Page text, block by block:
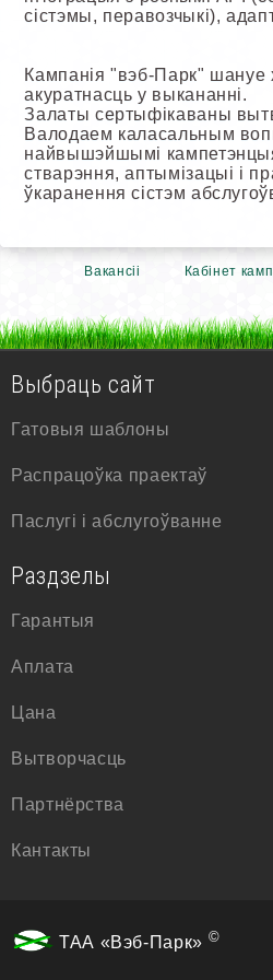
сістэмы, перавозчыкі),
Кампанія "вэб-Парк" шануе
акуратнасць у выкананні.
Залаты сертыфікаваны
Валодаем каласальным
найвышэйшымі
стварэння, аптымізацыі і
ўкаранення сістэм
Вакансіі Кабінет
Выбраць сайт
Гатовыя шаблоны
Распрацоўка праектаў
Паслугі і абслугоўванне
Раздзелы
Гарантыя
Аплата
Цана
Вытворчасць
Партнёрства
Кантакты
ТАА «Вэб-Парк» ©